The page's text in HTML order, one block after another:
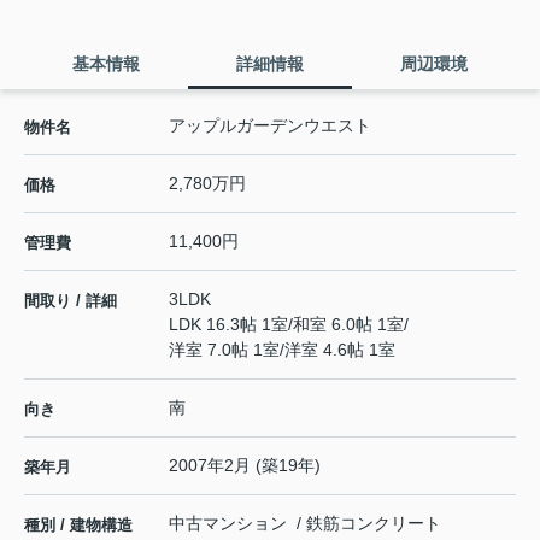
基本情報 詳細情報 周辺環境
物件名 アップルガーデンウエスト
価格 2,780万円
管理費 11,400円
間取り / 詳細
3LDK
LDK 16.3帖 1室/和室 6.0帖 1室/
洋室 7.0帖 1室/洋室 4.6帖 1室
向き 南
築年月 2007年2月 (築19年)
種別 / 建物構造 中古マンション / 鉄筋コンクリート